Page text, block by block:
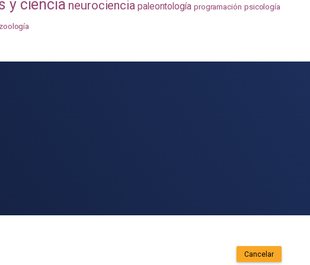
y ciencia neurociencia paleontología programación psicología
zoología
Cancelar